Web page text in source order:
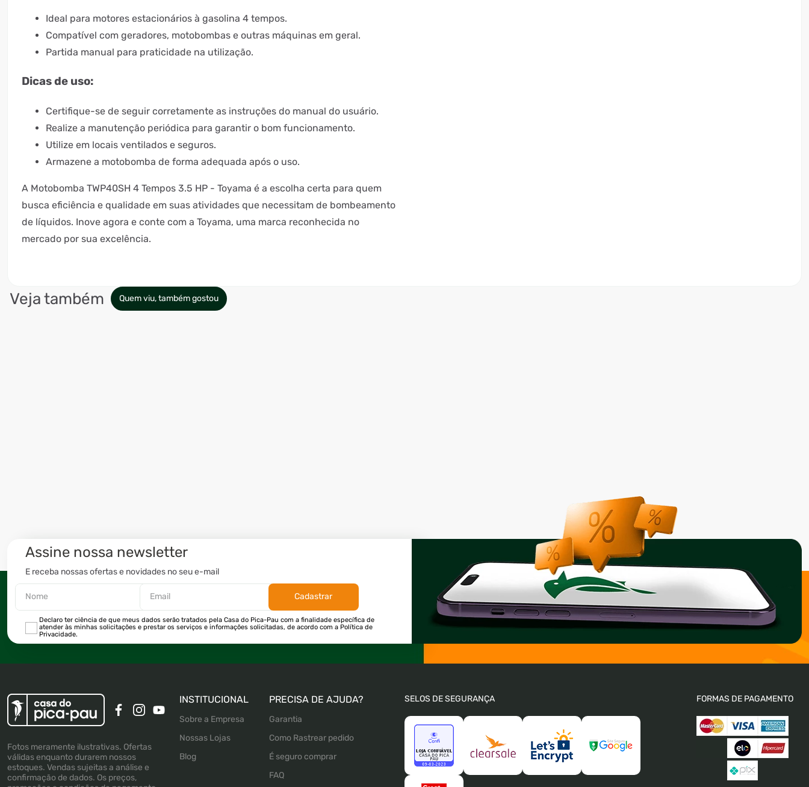
Ideal para motores estacionários à gasolina 4 tempos.
Compatível com geradores, motobombas e outras máquinas em geral.
Partida manual para praticidade na utilização.
Dicas de uso:
Certifique-se de seguir corretamente as instruções do manual do usuário.
Realize a manutenção periódica para garantir o bom funcionamento.
Utilize em locais ventilados e seguros.
Armazene a motobomba de forma adequada após o uso.
A Motobomba TWP40SH 4 Tempos 3.5 HP - Toyama é a escolha certa para quem
busca eficiência e qualidade em suas atividades que necessitam de bombeamento
de líquidos. Inove agora e conte com a Toyama, uma marca reconhecida no
mercado por sua excelência.
Veja também Quem viu, também gostou
Assine nossa newsletter
E receba nossas ofertas e novidades no seu e-mail
Cadastrar
Declaro ter ciência de que meus dados serão tratados pela Casa do Pica-Pau com a finalidade específica de
atender às minhas solicitações e prestar os serviços e informações solicitadas, de acordo com a Política de
Privacidade.
Fotos meramente ilustrativas. Ofertas
válidas enquanto durarem nossos
estoques. Vendas sujeitas a análise e
confirmação de dados. Os preços,
INSTITUCIONAL
Sobre a Empresa
Nossas Lojas
Blog
PRECISA DE AJUDA?
Garantia
Como Rastrear pedido
É seguro comprar
FAQ
SELOS DE SEGURANÇA FORMAS DE PAGAMENTO